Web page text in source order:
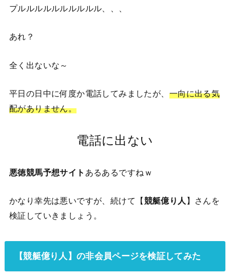
プルルルルルルルルルル、、、
あれ？
全く出ないな～
平日の日中に何度か電話してみましたが、 一向に出る気
配がありません。
電話に出ない
悪徳競馬予想サイト あるあるですねｗ
かなり幸先は悪いですが、続けて【競艇億り人 】さんを
検証していきましょう。
【競艇億り人 】の非会員ページを検証してみた